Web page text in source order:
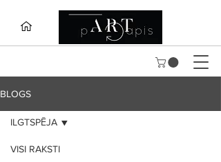
BLOGS
VISI RAKSTI
ILGTSPĒJA